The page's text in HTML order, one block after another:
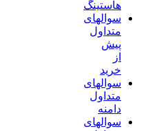
هاستینگ
سوالهای
متداول
پیش
از
خرید
سوالهای
متداول
دامنه
سوالهای